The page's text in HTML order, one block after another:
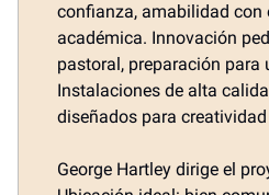
confianza, amabilidad con
académica. Innovación
pastoral, preparación para
Instalaciones de alta
diseñados para
George Hartley dirige el